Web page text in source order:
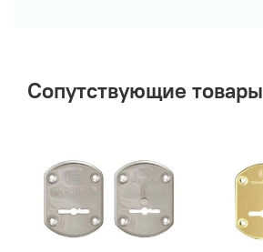
Сопутствующие товары